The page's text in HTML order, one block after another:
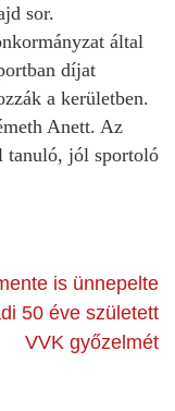
sor.
által
díjat
a kerületben.
Anett. Az
tanuló, jól sportoló
is ünnepelte
50 éve született
VVK győzelmét